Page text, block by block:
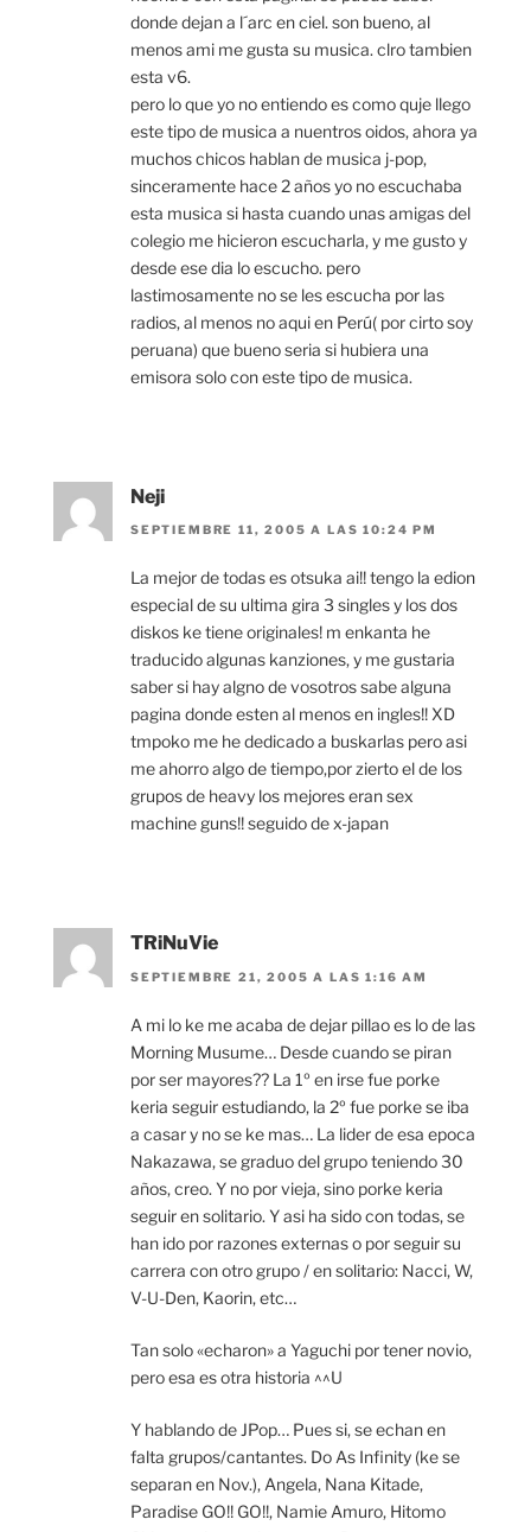
donde dejan a l´arc en ciel. son bueno, al
menos ami me gusta su musica. clro tambien
esta v6.
pero lo que yo no entiendo es como quje llego
este tipo de musica a nuentros oidos, ahora ya
muchos chicos hablan de musica j-pop,
sinceramente hace 2 años yo no escuchaba
esta musica si hasta cuando unas amigas del
colegio me hicieron escucharla, y me gusto y
desde ese dia lo escucho. pero
lastimosamente no se les escucha por las
radios, al menos no aqui en Perú( por cirto soy
peruana) que bueno seria si hubiera una
emisora solo con este tipo de musica.
Neji
SEPTIEMBRE 11, 2005 A LAS 10:24 PM
La mejor de todas es otsuka ai!! tengo la edion
especial de su ultima gira 3 singles y los dos
diskos ke tiene originales! m enkanta he
traducido algunas kanziones, y me gustaria
saber si hay algno de vosotros sabe alguna
pagina donde esten al menos en ingles!! XD
tmpoko me he dedicado a buskarlas pero asi
me ahorro algo de tiempo,por zierto el de los
grupos de heavy los mejores eran sex
machine guns!! seguido de x-japan
TRiNuVie
SEPTIEMBRE 21, 2005 A LAS 1:16 AM
A mi lo ke me acaba de dejar pillao es lo de las
Morning Musume… Desde cuando se piran
por ser mayores?? La 1º en irse fue porke
keria seguir estudiando, la 2º fue porke se iba
a casar y no se ke mas… La lider de esa epoca
Nakazawa, se graduo del grupo teniendo 30
años, creo. Y no por vieja, sino porke keria
seguir en solitario. Y asi ha sido con todas, se
han ido por razones externas o por seguir su
carrera con otro grupo / en solitario: Nacci, W,
V-U-Den, Kaorin, etc…
Tan solo «echaron» a Yaguchi por tener novio,
pero esa es otra historia ^^U
Y hablando de JPop… Pues si, se echan en
falta grupos/cantantes. Do As Infinity (ke se
separan en Nov.), Angela, Nana Kitade,
Paradise GO!! GO!!, Namie Amuro, Hitomo